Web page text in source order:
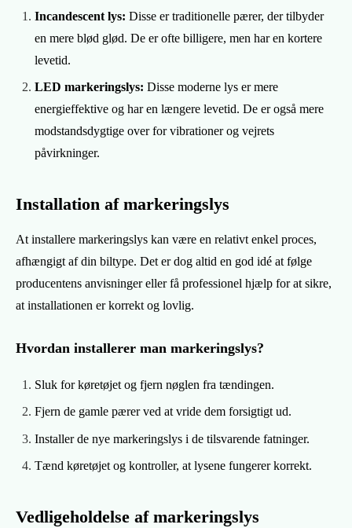
Incandescent lys: Disse er traditionelle pærer, der tilbyder
en mere blød glød. De er ofte billigere, men har en kortere
levetid.
LED markeringslys: Disse moderne lys er mere
energieffektive og har en længere levetid. De er også mere
modstandsdygtige over for vibrationer og vejrets
påvirkninger.
Installation af markeringslys
At installere markeringslys kan være en relativt enkel proces,
afhængigt af din biltype. Det er dog altid en god idé at følge
producentens anvisninger eller få professionel hjælp for at sikre,
at installationen er korrekt og lovlig.
Hvordan installerer man markeringslys?
Sluk for køretøjet og fjern nøglen fra tændingen.
Fjern de gamle pærer ved at vride dem forsigtigt ud.
Installer de nye markeringslys i de tilsvarende fatninger.
Tænd køretøjet og kontroller, at lysene fungerer korrekt.
Vedligeholdelse af markeringslys